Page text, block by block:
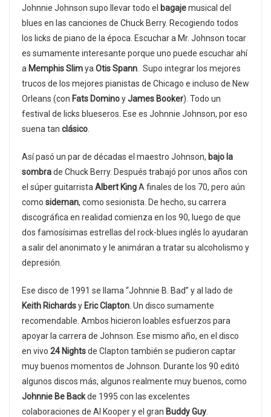
Johnnie Johnson supo llevar todo el bagajemusical del
blues en las canciones de Chuck Berry. Recogiendo todos
los licks de piano de la época. Escuchar a Mr. Johnson tocar
es sumamente interesante porque uno puede escuchar ahí
a Memphis Slimya Otis Spann . Supo integrar los mejores
trucos de los mejores pianistas de Chicago e incluso de New
Orleans (con Fats DominoyJames Booker). Todo un
festival de licks blueseros. Ese es Johnnie Johnson, por eso
suena tan clásico
Así pasó un par de décadas el maestro Johnson, bajo la
sombrade Chuck Berry. Después trabajó por unos años con
el súper guitarrista Albert KingA finales de los 70, pero aún
como sideman, como sesionista. De hecho, su carrera
discográfica en realidad comienza en los 90, luego de que
dos famosísimas estrellas del rock-blues inglés lo ayudaran
a salir del anonimato y le animáran a tratar su alcoholismo y
depresión.
Ese disco de 1991 se llama “Johnnie B. Bad” y al lado de
Keith Richardsy Eric Clapton . Un disco sumamente
recomendable. Ambos hicieron loables esfuerzos para
apoyar la carrera de Johnson. Ese mismo año, en el disco
en vivo 24 Nightsde Clapton también se pudieron captar
muy buenos momentos de Johnson. Durante los 90 editó
algunos discos más, algunos realmente muy buenos, como
Johnnie Be Backde 1995 con las excelentes
colaboraciones de Al Kooper y el gran Buddy Guy